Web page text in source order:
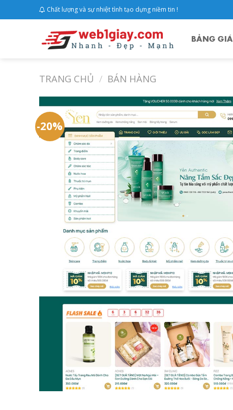
to
Chất lượng và sự nhiệt tình tạo dựng niềm tin !
BẢNG GIÁ
TRANG CHỦ / BÁN HÀNG
-20%